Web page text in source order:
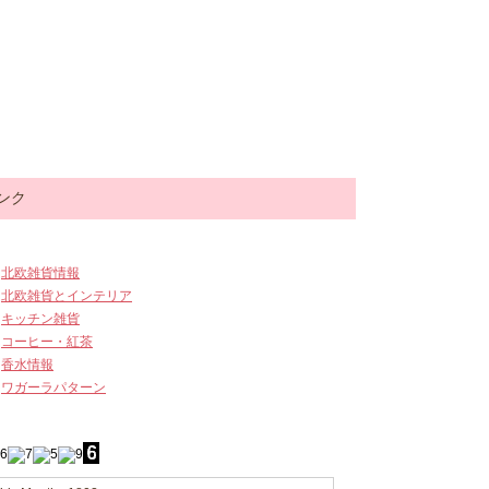
ク
北欧雑貨情報
北欧雑貨とインテリア
キッチン雑貨
コーヒー・紅茶
香水情報
ワガーラパターン